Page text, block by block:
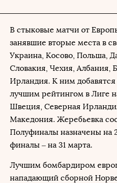
В стыковые матчи от
занявшие вторые места в
Украина, Косово, Польша,
Словакия, Чехия, Албания,
Ирландия. К ним
лучшим рейтингом в Лиге
Швеция, Северная
Македония. Жеребьевка
Полуфиналы назначены на
финалы – на 31 марта.
Лучшим бомбардиром
нападающий сборной